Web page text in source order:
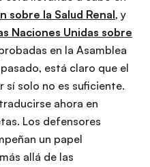
sobre la Salud Renal, y
Naciones Unidas sobre
en la Asamblea
está claro que el
solo no es suficiente.
ahora en
Los defensores
un papel
allá de las